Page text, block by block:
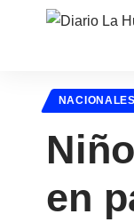
NACIONALES
en